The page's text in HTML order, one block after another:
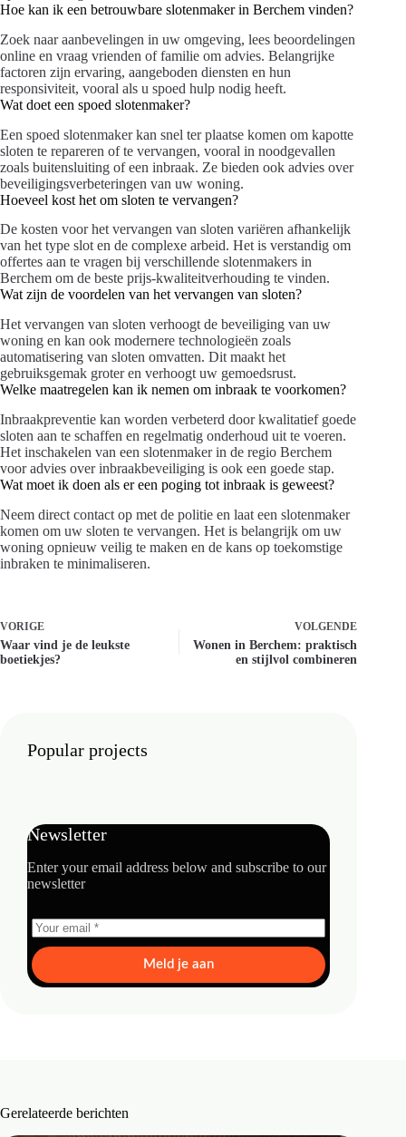
Hoe kan ik een betrouwbare slotenmaker in Berchem vinden?
Zoek naar aanbevelingen in uw omgeving, lees beoordelingen
online en vraag vrienden of familie om advies. Belangrijke
factoren zijn ervaring, aangeboden diensten en hun
responsiviteit, vooral als u spoed hulp nodig heeft.
Wat doet een spoed slotenmaker?
Een spoed slotenmaker kan snel ter plaatse komen om kapotte
sloten te repareren of te vervangen, vooral in noodgevallen
zoals buitensluiting of een inbraak. Ze bieden ook advies over
beveiligingsverbeteringen van uw woning.
Hoeveel kost het om sloten te vervangen?
De kosten voor het vervangen van sloten variëren afhankelijk
van het type slot en de complexe arbeid. Het is verstandig om
offertes aan te vragen bij verschillende slotenmakers in
Berchem om de beste prijs-kwaliteitverhouding te vinden.
Wat zijn de voordelen van het vervangen van sloten?
Het vervangen van sloten verhoogt de beveiliging van uw
woning en kan ook modernere technologieën zoals
automatisering van sloten omvatten. Dit maakt het
gebruiksgemak groter en verhoogt uw gemoedsrust.
Welke maatregelen kan ik nemen om inbraak te voorkomen?
Inbraakpreventie kan worden verbeterd door kwalitatief goede
sloten aan te schaffen en regelmatig onderhoud uit te voeren.
Het inschakelen van een slotenmaker in de regio Berchem
voor advies over inbraakbeveiliging is ook een goede stap.
Wat moet ik doen als er een poging tot inbraak is geweest?
Neem direct contact op met de politie en laat een slotenmaker
komen om uw sloten te vervangen. Het is belangrijk om uw
woning opnieuw veilig te maken en de kans op toekomstige
inbraken te minimaliseren.
VORIGE
Waar vind je de leukste
boetiekjes?
VOLGENDE
Wonen in Berchem: praktisch
en stijlvol combineren
Popular projects
Newsletter
Enter your email address below and subscribe to our
newsletter
Meld je aan
Gerelateerde berichten